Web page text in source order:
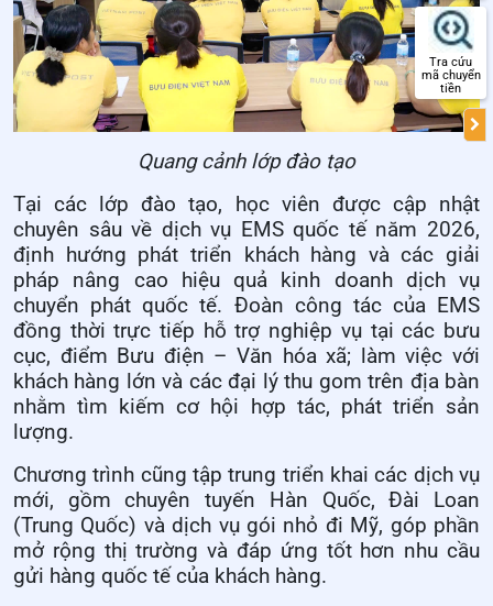
Quang cảnh lớp đào tạo
Tại các lớp đào tạo, học viên được cập nhật
chuyên sâu về dịch vụ EMS quốc tế năm 2026,
định hướng phát triển khách hàng và các giải
pháp nâng cao hiệu quả kinh doanh dịch vụ
chuyển phát quốc tế. Đoàn công tác của EMS
đồng thời trực tiếp hỗ trợ nghiệp vụ tại các bưu
cục, điểm Bưu điện – Văn hóa xã; làm việc với
khách hàng lớn và các đại lý thu gom trên địa bàn
nhằm tìm kiếm cơ hội hợp tác, phát triển sản
lượng.
Chương trình cũng tập trung triển khai các dịch vụ
mới, gồm chuyên tuyến Hàn Quốc, Đài Loan
(Trung Quốc) và dịch vụ gói nhỏ đi Mỹ, góp phần
mở rộng thị trường và đáp ứng tốt hơn nhu cầu
gửi hàng quốc tế của khách hàng.
Tra cứu
mã chuyển
tiền